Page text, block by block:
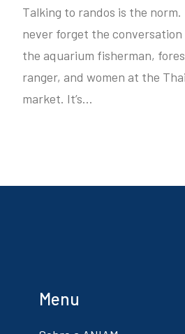
Talking to randos is the norm.
never forget the
the aquarium fisherman,
ranger, and women at the Thai
market. It’s…
Menu